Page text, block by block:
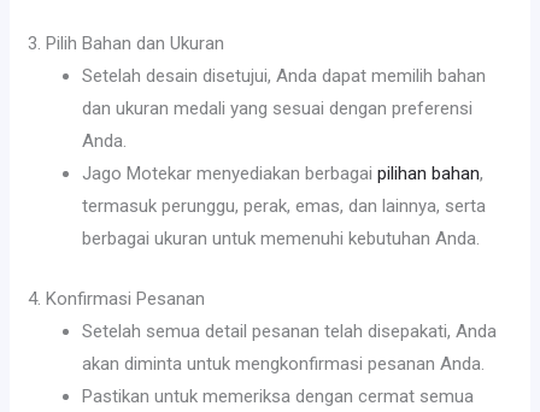
3. Pilih Bahan dan Ukuran
Setelah desain disetujui, Anda dapat memilih bahan
dan ukuran medali yang sesuai dengan preferensi
Anda.
Jago Motekar menyediakan berbagaipilihan bahan,
termasuk perunggu, perak, emas, dan lainnya, serta
berbagai ukuran untuk memenuhi kebutuhan Anda.
4. Konfirmasi Pesanan
Setelah semua detail pesanan telah disepakati, Anda
akan diminta untuk mengkonfirmasi pesanan Anda.
Pastikan untuk memeriksa dengan cermat semua